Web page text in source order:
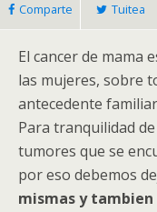
Comparte Tuitea
El cancer de mama
las mujeres, sobre
antecedente
Para tranquilidad
tumores que se
por eso debemos
mismas y